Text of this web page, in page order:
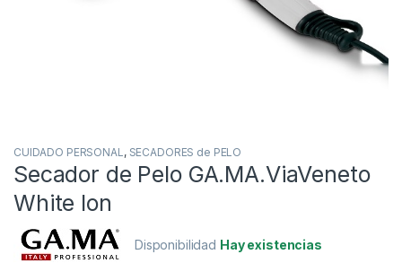
CUIDADO PERSONAL, SECADORES de PELO
Secador de Pelo GA.MA.ViaVeneto
White Ion
Disponibilidad Hay existencias